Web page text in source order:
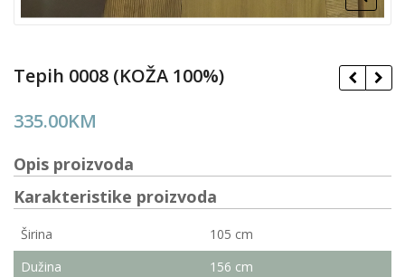
Tepih 0008 (KOŽA 100%)
335.00KM
Opis proizvoda
Karakteristike proizvoda
Širina
105 cm
Dužina
156 cm